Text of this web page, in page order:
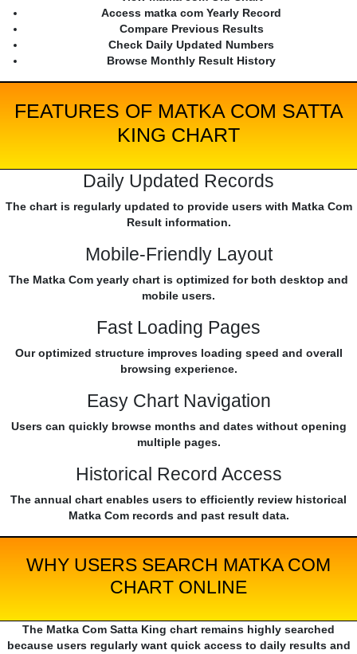
Access matka com Yearly Record
Compare Previous Results
Check Daily Updated Numbers
Browse Monthly Result History
FEATURES OF MATKA COM SATTA
KING CHART
Daily Updated Records
The chart is regularly updated to provide users with Matka Com
Result information.
Mobile-Friendly Layout
The Matka Com yearly chart is optimized for both desktop and
mobile users.
Fast Loading Pages
Our optimized structure improves loading speed and overall
browsing experience.
Easy Chart Navigation
Users can quickly browse months and dates without opening
multiple pages.
Historical Record Access
The annual chart enables users to efficiently review historical
Matka Com records and past result data.
WHY USERS SEARCH MATKA COM
CHART ONLINE
The Matka Com Satta King chart remains highly searched
because users regularly want quick access to daily results and